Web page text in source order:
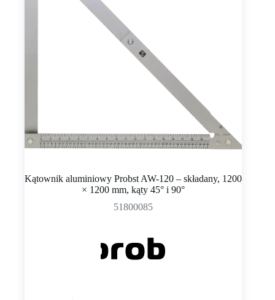
Kątownik aluminiowy Probst AW-120 – składany, 1200
× 1200 mm, kąty 45° i 90°
51800085